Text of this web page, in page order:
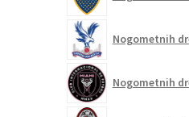
Nogometnih
Nogometnih